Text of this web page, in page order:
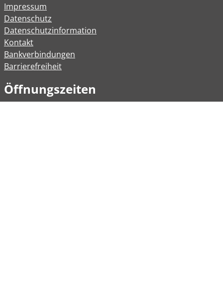
Impressum
Datenschutz
Datenschutzinformation
Kontakt
Bankverbindungen
Barrierefreiheit
Öffnungszeiten